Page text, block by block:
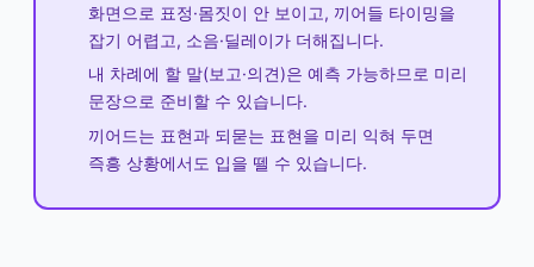
화면으로 표정·몸짓이 안 보이고, 끼어들 타이밍을
잡기 어렵고, 소음·딜레이가 더해집니다.
내 차례에 할 말(보고·의견)은 예측 가능하므로 미리
문장으로 준비할 수 있습니다.
끼어드는 표현과 되묻는 표현을 미리 익혀 두면
즉흥 상황에서도 입을 뗄 수 있습니다.